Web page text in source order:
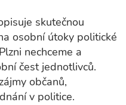
skutečnou
osobní útoky politické
nechceme a
čest jednotlivců.
občanů,
v politice.